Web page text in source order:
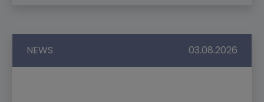
NEWS 03.08.2026